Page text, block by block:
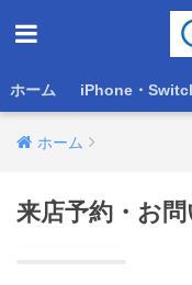
ホーム iPhone・
ホーム
来店予約・お